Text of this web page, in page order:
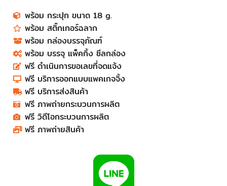
พร้อม กระปุก ขนาด 18 g.
พร้อม สติ๊กเกอร์ฉลาก
พร้อม กล่องบรรจุภัณฑ์
พร้อม บรรจุ แพ็คกิ้ง ซีลกล่อง
ฟรี ดำเนินการขอเลขที่จดแจ้ง
ฟรี บริการออกแบบแพคเกจจิ้ง
ฟรี บริการส่งสินค้า
ฟรี ภาพถ่ายกระบวนการผลิต
ฟรี วิดีโอกระบวนการผลิต
ฟรี ภาพถ่ายสินค้า